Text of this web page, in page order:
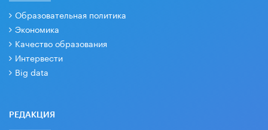
Образовательная политика
Экономика
Качество образования
Интервести
Big data
РЕДАКЦИЯ